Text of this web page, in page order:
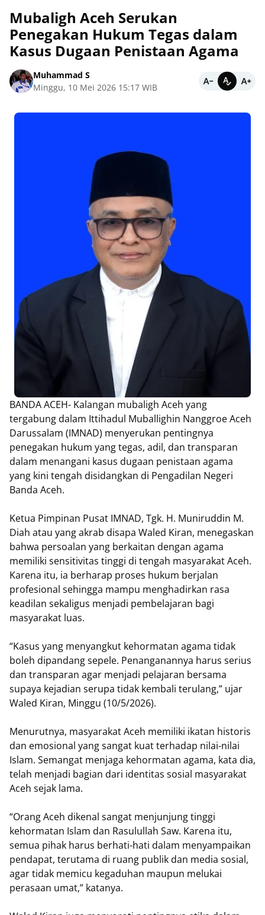
Mubaligh Aceh Serukan
Penegakan Hukum Tegas dalam
Kasus Dugaan Penistaan Agama
Muhammad S
Minggu, 10 Mei 2026 15:17 WIB
BANDA ACEH- Kalangan mubaligh Aceh yang
tergabung dalam Ittihadul Muballighin Nanggroe Aceh
Darussalam (IMNAD) menyerukan pentingnya
penegakan hukum yang tegas, adil, dan transparan
dalam menangani kasus dugaan penistaan agama
yang kini tengah disidangkan di Pengadilan Negeri
Banda Aceh.
Ketua Pimpinan Pusat IMNAD, Tgk. H. Muniruddin M.
Diah atau yang akrab disapa Waled Kiran, menegaskan
bahwa persoalan yang berkaitan dengan agama
memiliki sensitivitas tinggi di tengah masyarakat Aceh.
Karena itu, ia berharap proses hukum berjalan
profesional sehingga mampu menghadirkan rasa
keadilan sekaligus menjadi pembelajaran bagi
masyarakat luas.
“Kasus yang menyangkut kehormatan agama tidak
boleh dipandang sepele. Penanganannya harus serius
dan transparan agar menjadi pelajaran bersama
supaya kejadian serupa tidak kembali terulang,” ujar
Waled Kiran, Minggu (10/5/2026).
Menurutnya, masyarakat Aceh memiliki ikatan historis
dan emosional yang sangat kuat terhadap nilai-nilai
Islam. Semangat menjaga kehormatan agama, kata dia,
telah menjadi bagian dari identitas sosial masyarakat
Aceh sejak lama.
“Orang Aceh dikenal sangat menjunjung tinggi
kehormatan Islam dan Rasulullah Saw. Karena itu,
semua pihak harus berhati-hati dalam menyampaikan
pendapat, terutama di ruang publik dan media sosial,
agar tidak memicu kegaduhan maupun melukai
perasaan umat,” katanya.